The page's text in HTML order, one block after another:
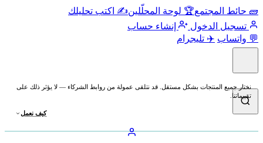
🧱 حائط المجتمع🏆 لوحة المحلّلين✍️ اكتب تحليلك
تسجيل الدخول
إنشاء حساب
💬 واتساب ✈️ تليجرام
نختار جميع المنتجات بشكل مستقل. قد نتلقى عمولة من روابط الشركاء — لا يؤثر ذلك على
تقييماتنا.
كيف نعمل